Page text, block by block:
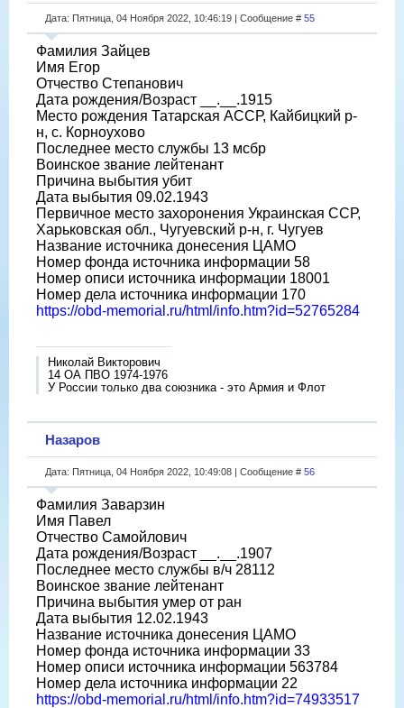
Дата: Пятница, 04 Ноября 2022, 10:46:19 | Сообщение # 55
Фамилия Зайцев
Имя Егор
Отчество Степанович
Дата рождения/Возраст __.__.1915
Место рождения Татарская АССР, Кайбицкий р-
н, с. Корноухово
Последнее место службы 13 мсбр
Воинское звание лейтенант
Причина выбытия убит
Дата выбытия 09.02.1943
Первичное место захоронения Украинская ССР,
Харьковская обл., Чугуевский р-н, г. Чугуев
Название источника донесения ЦАМО
Номер фонда источника информации 58
Номер описи источника информации 18001
Номер дела источника информации 170
https://obd-memorial.ru/html/info.htm?id=52765284
Николай Викторович
14 ОА ПВО 1974-1976
У России только два союзника - это Армия и Флот
Назаров
Дата: Пятница, 04 Ноября 2022, 10:49:08 | Сообщение # 56
Фамилия Заварзин
Имя Павел
Отчество Самойлович
Дата рождения/Возраст __.__.1907
Последнее место службы в/ч 28112
Воинское звание лейтенант
Причина выбытия умер от ран
Дата выбытия 12.02.1943
Название источника донесения ЦАМО
Номер фонда источника информации 33
Номер описи источника информации 563784
Номер дела источника информации 22
https://obd-memorial.ru/html/info.htm?id=74933517